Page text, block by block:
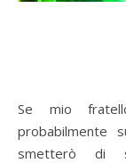
Se mio fratello si tratterrà ancora per molto,
probabilmente
smetterò di